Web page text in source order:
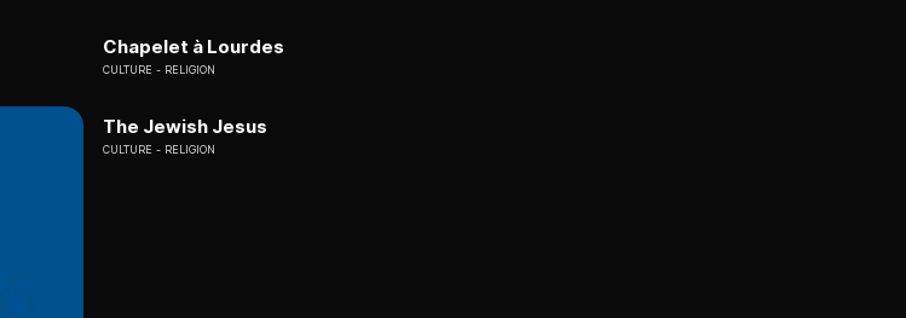
Chapelet à Lourdes
CULTURE RELIGION
The Jewish Jesus
CULTURE RELIGION